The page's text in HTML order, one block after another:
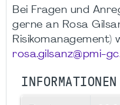
Bei Fragen und
gerne an Rosa
Risikomanagement)
rosa.gilsanz@pmi-